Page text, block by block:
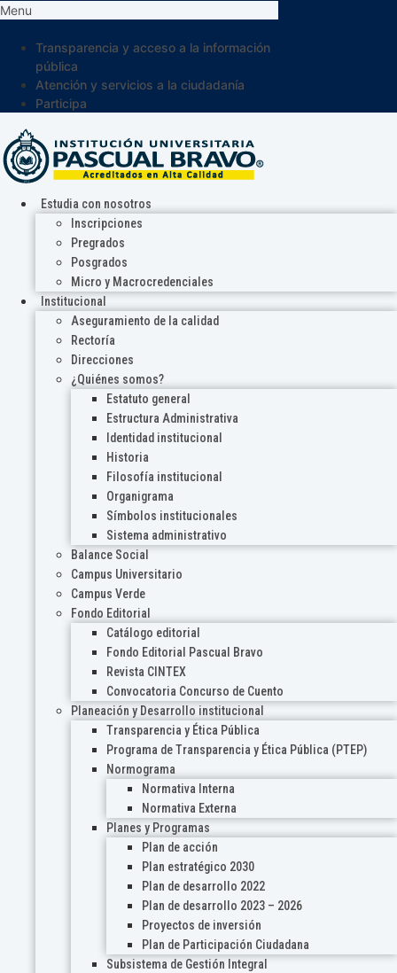
Menu
Transparencia y acceso a la información
pública
Atención y servicios a la ciudadanía
Participa
Estudia con nosotros
Inscripciones
Pregrados
Posgrados
Micro y Macrocredenciales
Institucional
Aseguramiento de la calidad
Rectoría
Direcciones
¿Quiénes somos?
Estatuto general
Estructura Administrativa
Identidad institucional
Historia
Filosofía institucional
Organigrama
Símbolos institucionales
Sistema administrativo
Balance Social
Campus Universitario
Campus Verde
Fondo Editorial
Catálogo editorial
Fondo Editorial Pascual Bravo
Revista CINTEX
Convocatoria Concurso de Cuento
Planeación y Desarrollo institucional
Transparencia y Ética Pública
Programa de Transparencia y Ética Pública (PTEP)
Normograma
Normativa Interna
Normativa Externa
Planes y Programas
Plan de acción
Plan estratégico 2030
Plan de desarrollo 2022
Plan de desarrollo 2023 – 2026
Proyectos de inversión
Plan de Participación Ciudadana
Subsistema de Gestión Integral